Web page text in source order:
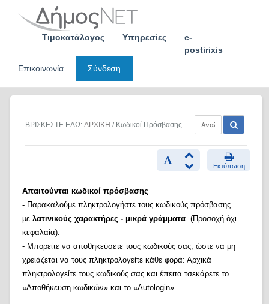
Τιμοκατάλογος Υπηρεσίες
e-
postirixis
Επικοινωνία
Σύνδεση
ΒΡΙΣΚΕΣΤΕ ΕΔΩ: ΑΡΧΙΚΗ / Κωδικοί Πρόσβασης
Εκτύπωση
Απαιτούνται κωδικοί πρόσβασης
- Παρακαλούμε πληκτρολογήστε τους κωδικούς πρόσβασης
με λατινικούς χαρακτήρες - μικρά γράμματα(Προσοχή όχι
κεφαλαία).
- Μπορείτε να αποθηκεύσετε τους κωδικούς σας, ώστε να μη
χρειάζεται να τους πληκτρολογείτε κάθε φορά: Αρχικά
πληκτρολογείτε τους κωδικούς σας και έπειτα τσεκάρετε το
«Αποθήκευση κωδικών» και το «Autologin».